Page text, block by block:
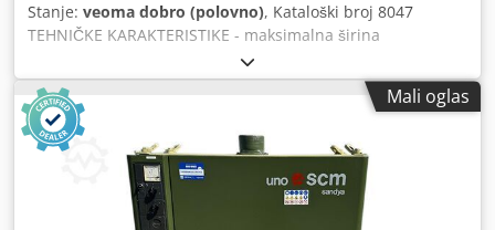
Stanje: veoma dobro (polovno), Kataloški broj 8047
TEHNIČKE KARAKTERISTIKE - maksimalna širina
obrađivanog elementa 1100 mm - maksimalna visina
obrađivanog elementa 160 mm – odozgo: - 2 klizna metalna
valjka - agregat: gumeni valjak sa rebrima + ležaj + metalni
valjak - klizni gumeni valjak – odozdo: - klizni gumeni valjak
- pogonska traka - klizni gumeni valjak - pneumatska
oscilacija trake - kontinuirana regulacija brzine pomera -
električno podizanje kućišta mašine - pneumatička kočnica
- ukupna snaga 10,5 kW - radni pritisak 6-8 bar - prečnik
Mali oglas